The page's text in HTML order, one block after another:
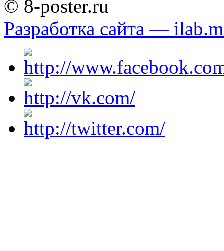
© 8-poster.ru
Разработка сайта —